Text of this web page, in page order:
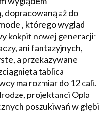
dopracowaną aż do
którego wygląd
kokpit nowej generacji:
ani fantazyjnych,
a przekazywane
tablica
ma rozmiar do 12 cali.
projektanci Opla
poszukiwań w głębi